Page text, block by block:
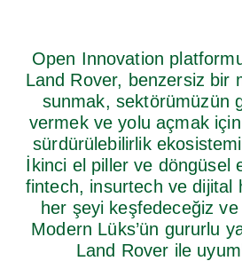
Open Innovation
Land Rover, benzersiz bir
sunmak, sektörümüzün
vermek ve yolu açmak
sürdürülebilirlik
İkinci el piller ve döngüsel
fintech, insurtech ve dijital
her şeyi keşfedeceğiz
Modern Lüks’ün gururlu
Land Rover ile